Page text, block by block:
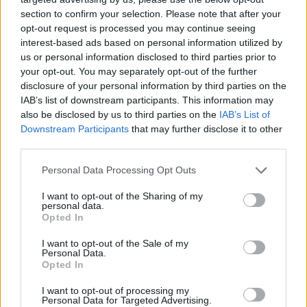
section to confirm your selection. Please note that after your
opt-out request is processed you may continue seeing
interest-based ads based on personal information utilized by
us or personal information disclosed to third parties prior to
your opt-out. You may separately opt-out of the further
disclosure of your personal information by third parties on the
IAB’s list of downstream participants. This information may
also be disclosed by us to third parties on the IAB’s List of
Downstream Participants that may further disclose it to other
Personal Data Processing Opt Outs
I want to opt-out of the Sharing of my
personal data.
Opted In
I want to opt-out of the Sale of my
Personal Data.
Opted In
I want to opt-out of processing my
Personal Data for Targeted Advertising.
56.000 επιβάτες αναχωρούν σήμερα από τα
λιμάνια της Αττικής
08/08/2026 - 14:30 ΕΛΛΑΔΑ
Δυτική Αττική: Η επόμενη ημέρα μετά τις πυρκαγιές
– Τα έργα Antinero και η «μάχη» πριν από τις
βροχές
08/08/2026 - 14:08 ΕΛΛΑΔΑ
ΟΛΕΣ ΟΙ ΕΙΔΗΣΕΙΣ
1,76%, κέρδη 23,31% από τις αρχές του έτους
08/08/2026 - 12:36
Ειδικό Χωροταξικό για τον Τουρισμό: Οι νέοι
κανόνες για επενδύσεις, νησιά και προορισμούς